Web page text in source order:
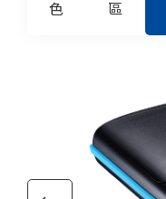
色
區